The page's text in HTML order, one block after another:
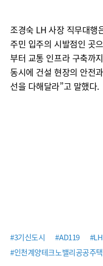
조경숙 LH 사장 직무대행
주민 입주의 시발점인 곳
부터 교통 인프라 구축까
동시에 건설 현장의 안전
선을 다해달라”고 말했다.
#3기신도시 #AD119
#LH
#인천계양테크노밸리공공주